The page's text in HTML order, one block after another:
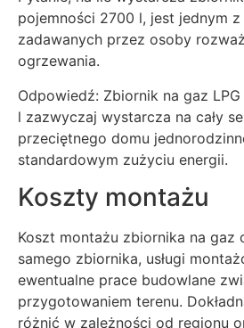
pojemności 2700 l, jest jednym z
zadawanych przez osoby
ogrzewania.
Odpowiedź: Zbiornik na gaz
l zazwyczaj wystarcza na cały
przeciętnego domu
standardowym zużyciu energii.
Koszty montażu
Koszt montażu zbiornika na gaz
samego zbiornika, usługi
ewentualne prace budowlane
przygotowaniem terenu.
różnić w zależności od regionu